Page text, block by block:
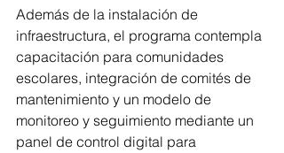
Además de la instalación de
infraestructura, el programa contempla
capacitación para comunidades
escolares, integración de comités de
mantenimiento y un modelo de
monitoreo y seguimiento mediante un
panel de control digital para